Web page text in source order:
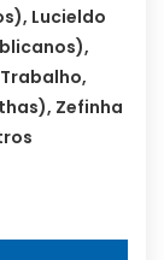
Lucieldo
Zefinha